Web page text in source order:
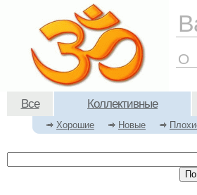
Все Коллективные
Хорошие Новые
О